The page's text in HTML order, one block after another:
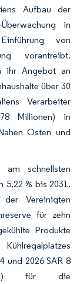
Aufbau der
in
von
vorantreibt.
ihr Angebot an
über 30
Verarbeiter
Millionen) in
Osten und
schnellsten
5,22 % bis 2031.
der Vereinigten
für zehn
Produkte
und 2026 SAR 8
für die